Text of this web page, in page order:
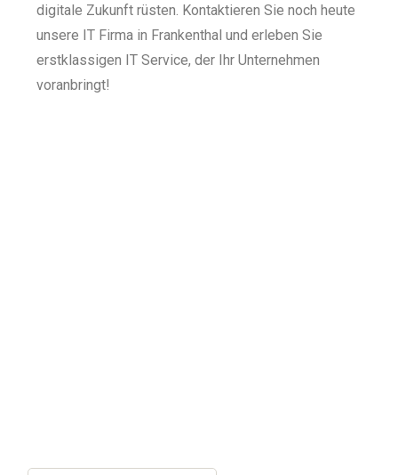
digitale Zukunft rüsten. Kontaktieren Sie noch heute
unsere IT Firma in Frankenthal und erleben Sie
erstklassigen IT Service, der Ihr Unternehmen
voranbringt!